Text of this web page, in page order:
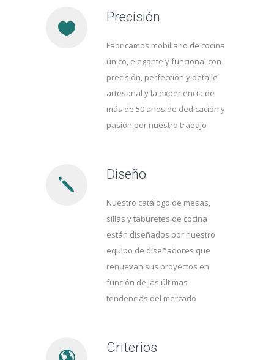
Precisión
Fabricamos mobiliario de cocina
único, elegante y funcional con
precisión, perfección y detalle
artesanal y la experiencia de
más de 50 años de dedicación y
pasión por nuestro trabajo
Diseño
Nuestro catálogo de mesas,
sillas y taburetes de cocina
están diseñados por nuestro
equipo de diseñadores que
renuevan sus proyectos en
función de las últimas
tendencias del mercado
Criterios